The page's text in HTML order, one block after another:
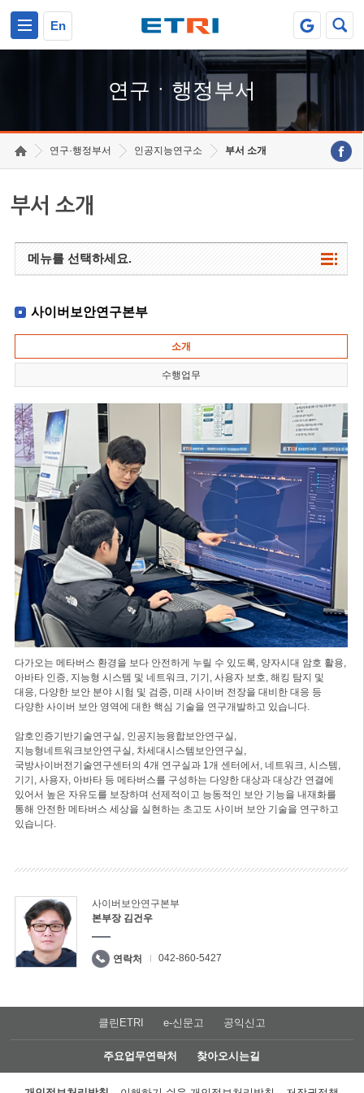
En
연구ㆍ행정부서
연구·행정부서 인공지능연구소 부서 소개
부서 소개
메뉴를 선택하세요.
사이버보안연구본부
소개
수행업무
다가오는 메타버스 환경을 보다 안전하게 누릴 수 있도록, 양자시대 암호 활용,
아바타 인증, 지능형 시스템 및 네트워크, 기기, 사용자 보호, 해킹 탐지 및
대응, 다양한 보안 분야 시험 및 검증, 미래 사이버 전장을 대비한 대응 등
다양한 사이버 보안 영역에 대한 핵심 기술을 연구개발하고 있습니다.
암호인증기반기술연구실, 인공지능융합보안연구실,
지능형네트워크보안연구실, 차세대시스템보안연구실,
국방사이버전기술연구센터의 4개 연구실과 1개 센터에서, 네트워크, 시스템,
기기, 사용자, 아바타 등 메타버스를 구성하는 다양한 대상과 대상간 연결에
있어서 높은 자유도를 보장하며 선제적이고 능동적인 보안 기능을 내재화를
통해 안전한 메타버스 세상을 실현하는 초고도 사이버 보안 기술을 연구하고
있습니다.
사이버보안연구본부
본부장 김건우
연락처 042-860-5427
클린ETRI e-신문고 공익신고
주요업무연락처 찾아오시는길